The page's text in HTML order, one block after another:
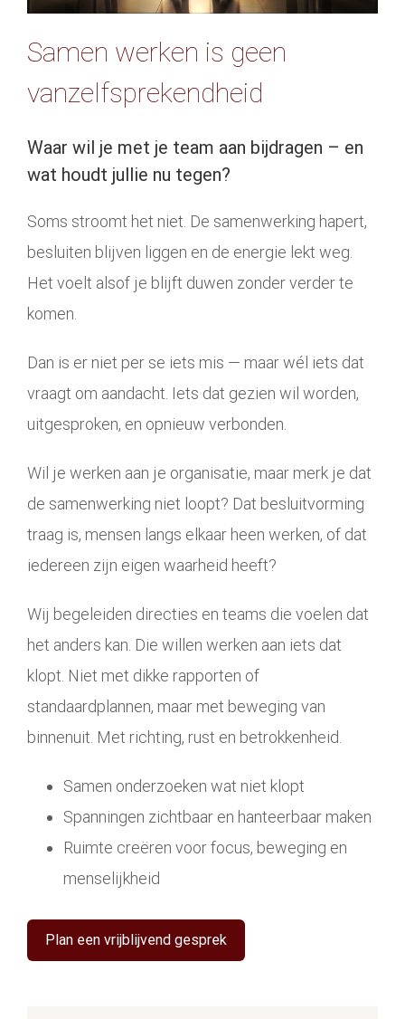
Samen werken is geen
vanzelfsprekendheid
Waar wil je met je team aan bijdragen – en
wat houdt jullie nu tegen?
Soms stroomt het niet. De samenwerking hapert,
besluiten blijven liggen en de energie lekt weg.
Het voelt alsof je blijft duwen zonder verder te
komen.
Dan is er niet per se iets mis — maar wél iets dat
vraagt om aandacht. Iets dat gezien wil worden,
uitgesproken, en opnieuw verbonden.
Wil je werken aan je organisatie, maar merk je dat
de samenwerking niet loopt? Dat besluitvorming
traag is, mensen langs elkaar heen werken, of dat
iedereen zijn eigen waarheid heeft?
Wij begeleiden directies en teams die voelen dat
het anders kan. Die willen werken aan iets dat
klopt. Niet met dikke rapporten of
standaardplannen, maar met beweging van
binnenuit. Met richting, rust en betrokkenheid.
Samen onderzoeken wat niet klopt
Spanningen zichtbaar en hanteerbaar maken
Ruimte creëren voor focus, beweging en
menselijkheid
Plan een vrijblijvend gesprek